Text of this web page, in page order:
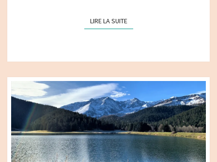
LIRE LA SUITELIRE LA SUITE